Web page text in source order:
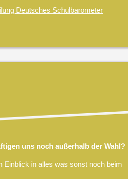
Deutsches Schulbarometer
uns noch außerhalb der Wahl?
Einblick in alles was sonst noch beim